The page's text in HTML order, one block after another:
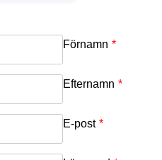
Förnamn *
Efternamn *
E-post *
Email
Password